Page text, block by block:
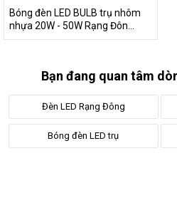
led thoát nhiệt tốt hơn và đảm
2.3. Đa dạng công
Bóng đèn LED BULB trụ nhôm
nhựa 20W - 50W Rạng Đôn...
Bạn đang quan tâm
Đèn LED Rạng Đông
Bóng đèn LED trụ